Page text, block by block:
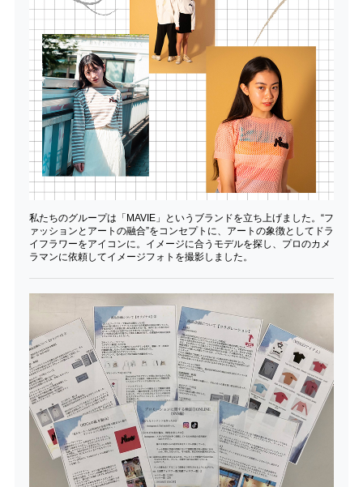
私たちのグループは「MAVIE」というブランドを立ち上げました。“フ
ァッションとアートの融合”をコンセプトに、アートの象徴としてドラ
イフラワーをアイコンに。イメージに合うモデルを探し、プロのカメ
ラマンに依頼してイメージフォトを撮影しました。